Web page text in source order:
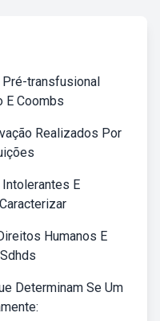
transfusional
E Coombs
Realizados Por
E
Humanos E
Determinam Se Um